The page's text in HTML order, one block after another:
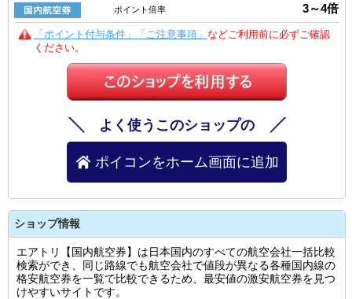
ポイント倍率 3～4倍
「ポイント付与条件」「ご注意事項」 などご利用前に必ずご確認
ください。
よく使うこのショップの
ポイコンをホーム画面に追加
ショップ情報
エアトリ【国内航空券】は日本国内のすべての航空会社一括比較
検索ができ、同じ路線でも航空会社で値段が異なる各種国内線の
格安航空券を一覧で比較できるため、最安値の激安航空券を見つ
けやすいサイトです。